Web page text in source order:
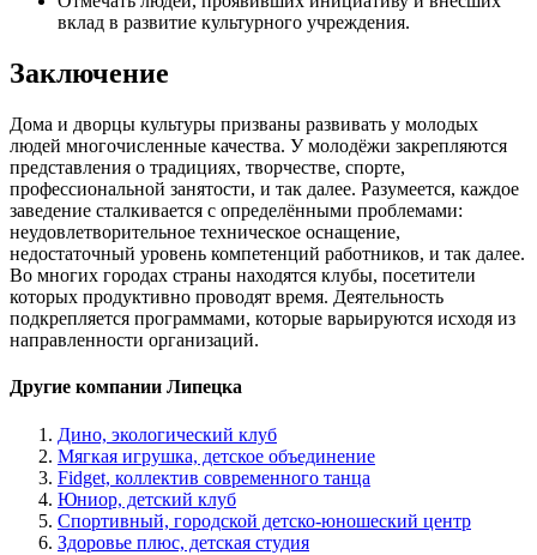
вклад в развитие культурного учреждения.
Заключение
Дома и дворцы культуры призваны развивать у молодых
людей многочисленные качества. У молодёжи закрепляются
представления о традициях, творчестве, спорте,
профессиональной занятости, и так далее. Разумеется, каждое
заведение сталкивается с определёнными проблемами:
неудовлетворительное техническое оснащение,
недостаточный уровень компетенций работников, и так далее.
Во многих городах страны находятся клубы, посетители
которых продуктивно проводят время. Деятельность
подкрепляется программами, которые варьируются исходя из
направленности организаций.
Другие компании Липецка
Дино, экологический клуб
Мягкая игрушка, детское объединение
Fidget, коллектив современного танца
Юниор, детский клуб
Спортивный, городской детско-юношеский центр
Здоровье плюс, детская студия